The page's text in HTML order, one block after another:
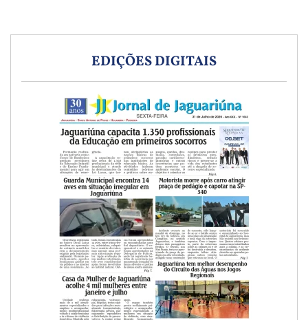
EDIÇÕES DIGITAIS